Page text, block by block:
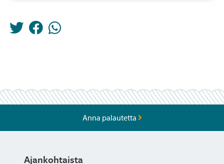
Anna palautetta
Ajankohtaista